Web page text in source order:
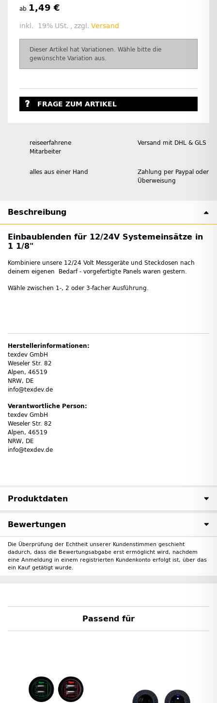
ab 1,49 €
inkl. 19% USt. , zzgl. Versand
xDieser Artikel hat Variationen. Wähle bitte die
gewünschte Variation aus.
FRAGE ZUM ARTIKEL
reiseerfahrene
Mitarbeiter
Versand mit DHL & GLS
alles aus einer Hand
Zahlung per Paypal oder
Überweisung
Beschreibung
Einbaublenden für 12/24V Systemeinsätze in
1 1/8"
Kombiniere unsere 12/24 Volt Messgeräte und Steckdosen nach
deinem eigenen Bedarf - vorgefertigte Panels waren gestern.
Wähle zwischen 1-, 2 oder 3-facher Ausführung.
Herstellerinformationen:
texdev GmbH
Weseler Str. 82
Alpen, 46519
NRW, DE
info@texdev.de
Verantwortliche Person:
texdev GmbH
Weseler Str. 82
Alpen, 46519
NRW, DE
info@texdev.de
Produktdaten
Bewertungen
Die Überprüfung der Echtheit unserer Kundenstimmen geschieht
dadurch, dass die Bewertungsabgabe erst ermöglicht wird, nachdem
eine Anmeldung in einem registrierten Kundenkonto erfolgt ist, über das
ein Kauf getätigt wurde.
Passend für